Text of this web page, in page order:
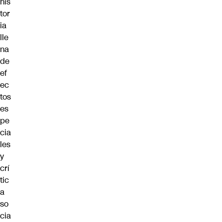
tor
ia
lle
na
de
ef
ec
tos
es
pe
cia
les
y
crí
tic
a
so
cia